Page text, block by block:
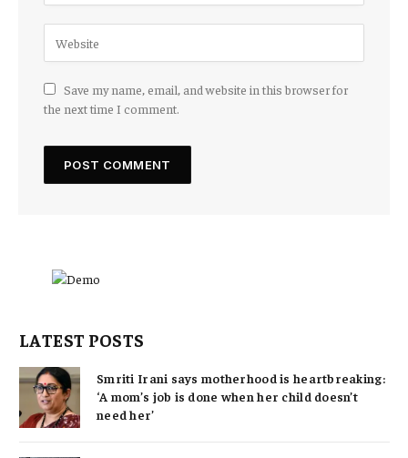
Save my name, email, and website in this browser for
the next time I comment.
LATEST POSTS
Smriti Irani says motherhood is heartbreaking:
‘A mom’s job is done when her child doesn’t
need her’